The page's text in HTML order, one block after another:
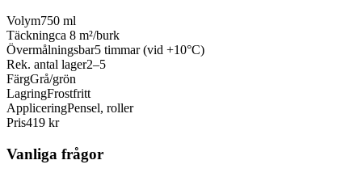
Volym750 ml
Täckningca 8 m²/burk
Övermålningsbar5 timmar (vid +10°C)
Rek. antal lager2–5
FärgGrå/grön
LagringFrostfritt
AppliceringPensel, roller
Pris419 kr
Vanliga frågor